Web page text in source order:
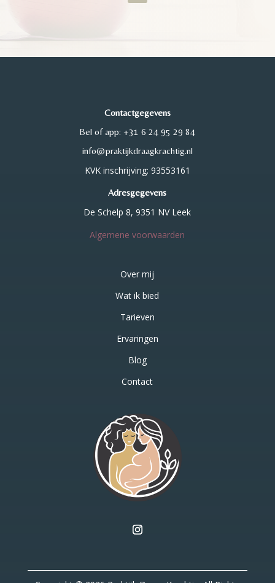
Contactgegevens
Bel of app: +31 6 24 95 29 84
info@praktijkdraagkrachtig.nl
KVK inschrijving: 93553161
Adresgegevens
De Schelp 8, 9351 NV Leek
Algemene voorwaarden
Over mij
Wat ik bied
Tarieven
Ervaringen
Blog
Contact